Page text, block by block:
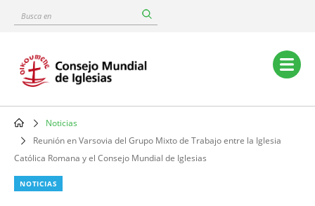
content
Busca
Main
navigation
Breadcrumb
Noticias
Reunión en Varsovia del Grupo Mixto de Trabajo entre la Iglesia
Católica Romana y el Consejo Mundial de Iglesias
NOTICIAS